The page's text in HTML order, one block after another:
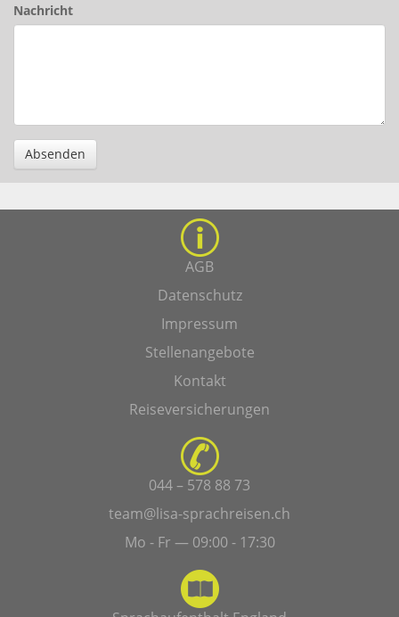
Nachricht
Absenden
AGB
Datenschutz
Impressum
Stellenangebote
Kontakt
Reiseversicherungen
044 – 578 88 73
team@lisa-sprachreisen.ch
Mo - Fr — 09:00 - 17:30